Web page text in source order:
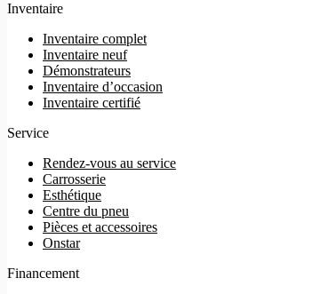
Inventaire
Inventaire complet
Inventaire neuf
Démonstrateurs
Inventaire d’occasion
Inventaire certifié
Service
Rendez-vous au service
Carrosserie
Esthétique
Centre du pneu
Pièces et accessoires
Onstar
Financement